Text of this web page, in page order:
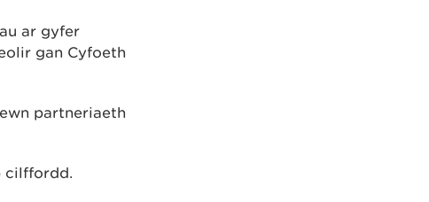
ar gyfer
gan Cyfoeth
partneriaeth
cilffordd.